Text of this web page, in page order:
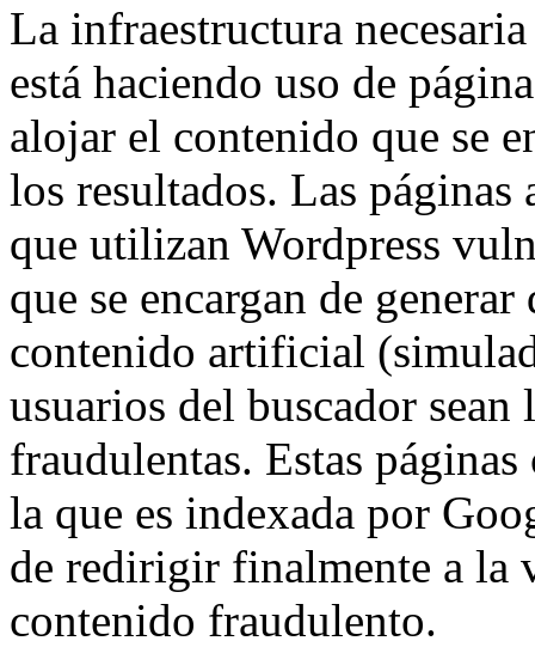
La infraestructura
está haciendo uso de
alojar el contenido que se
los resultados. Las páginas
que utilizan Wordpress
que se encargan de
contenido artificial
usuarios del buscador sean
fraudulentas. Estas
la que es indexada por
de redirigir finalmente a la
contenido fraudulento.